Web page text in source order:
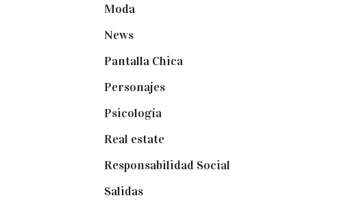
Moda(84)
News(24)
Pantalla Chica(22)
Personajes(9)
Psicología(60)
Real estate(7)
Responsabilidad Social
Salidas(16)